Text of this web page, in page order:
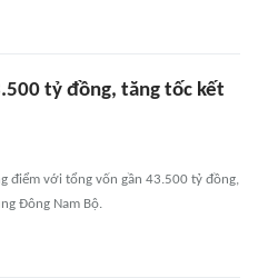
tỷ đồng, tăng tốc kết
điểm với tổng vốn gần 43.500 tỷ đồng,
Đông Nam Bộ.